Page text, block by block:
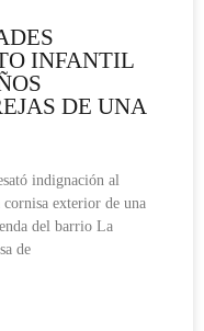
INFANTIL
DE UNA
indignación al
cornisa exterior de una
del barrio La
de